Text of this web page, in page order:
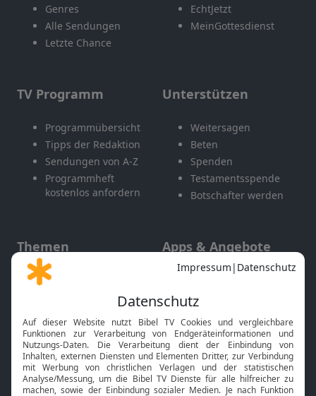
Genres
Alle Sendungen
Letzte Chance
EchtJetzt
MeinGottesdienst
TV Programm
Programmübersicht
Tipps der Redaktion
Sendungen von A-Z
Programmheft
kostenlos anfordern
Unterstützen
Weitersagen
Beten
Spenden
Testamentsspende
Botschafter werden
Themen
Gott und Bibel erklärt
Neuigkeiten
Apps & Angebote
Mobile App
Smart TV
HbbTV
Bibelthek Online-Bibel
Nächster Gottesdienst